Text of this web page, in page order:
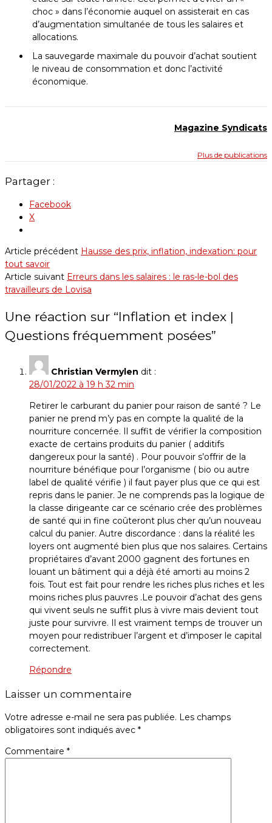
choc » dans l’économie auquel on assisterait en cas
d’augmentation simultanée de tous les salaires et
allocations.
La sauvegarde maximale du pouvoir d’achat soutient
le niveau de consommation et donc l’activité
économique.
Magazine Syndicats
Plus de publications
Partager :
Facebook
X
Article précédent Hausse des prix, inflation, indexation: pour
tout savoir
Article suivant Erreurs dans les salaires : le ras-le-bol des
travailleurs de Lovisa
Une réaction sur “Inflation et index |
Questions fréquemment posées”
Christian Vermylen dit :
28/01/2022 à 19 h 32 min
Retirer le carburant du panier pour raison de santé ? Le
panier ne prend m’y pas en compte la qualité de la
nourriture concernée. Il suffit de vérifier la composition
exacte de certains produits du panier ( additifs
dangereux pour la santé) . Pour pouvoir s’offrir de la
nourriture bénéfique pour l’organisme ( bio ou autre
label de qualité vérifie ) il faut payer plus que ce qui est
repris dans le panier. Je ne comprends pas la logique de
la classe dirigeante car ce scénario crée des problèmes
de santé qui in fine coûteront plus cher qu’un nouveau
calcul du panier. Autre discordance : dans la réalité les
loyers ont augmenté bien plus que nos salaires. Certains
propriétaires d’avant 2000 gagnent des fortunes en
louant un bâtiment qui a déjà été amorti au moins 2
fois. Tout est fait pour rendre les riches plus riches et les
moins riches plus pauvres .Le pouvoir d’achat des gens
qui vivent seuls ne suffit plus à vivre mais devient tout
juste pour survivre. Il est vraiment temps de trouver un
moyen pour redistribuer l’argent et d’imposer le capital
correctement.
Répondre
Laisser un commentaire
Votre adresse e-mail ne sera pas publiée. Les champs
obligatoires sont indiqués avec *
Commentaire *